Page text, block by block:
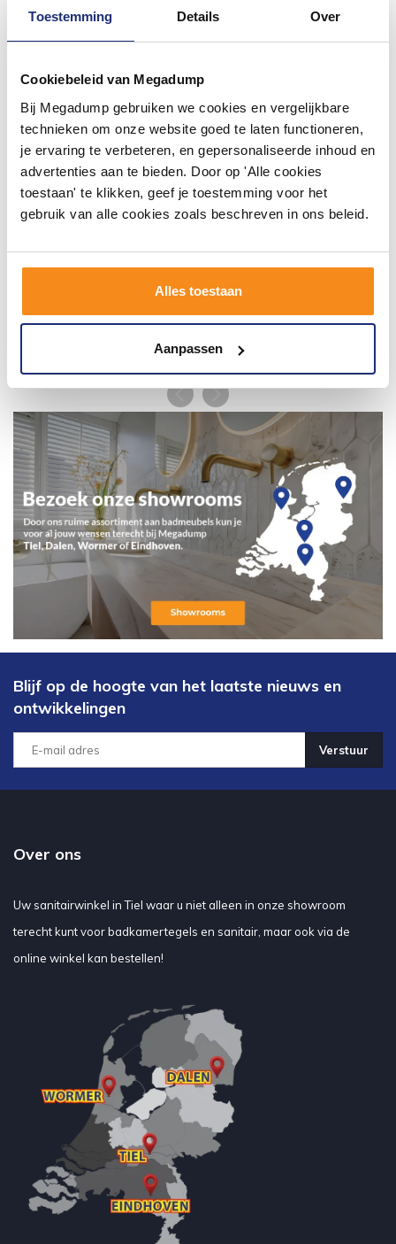
Toestemming Details Over
Cookiebeleid van Megadump
Bij Megadump gebruiken we cookies en vergelijkbare
technieken om onze website goed te laten functioneren,
je ervaring te verbeteren, en gepersonaliseerde inhoud en
advertenties aan te bieden. Door op 'Alle cookies
toestaan' te klikken, geef je toestemming voor het
gebruik van alle cookies zoals beschreven in ons beleid.
Alles toestaan
Aanpassen
#mijndroombadkamer
badkamer op Instagram met #mijndroombadkamer
en tag @megadumpnl. Samen bouwen we een
inspirerende omgeving vol met unieke
badkamerstijlen. Doe je mee?
Blijf op de hoogte van het laatste nieuws en
ontwikkelingen
Verstuur
Over ons
Uw sanitairwinkel in Tiel waar u niet alleen in onze showroom
terecht kunt voor badkamertegels en sanitair, maar ook via de
online winkel kan bestellen!